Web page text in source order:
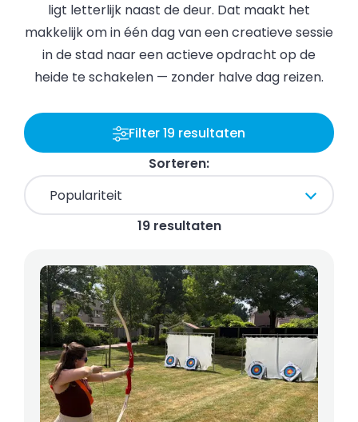
ligt letterlijk naast de deur. Dat maakt het
makkelijk om in één dag van een creatieve sessie
in de stad naar een actieve opdracht op de
heide te schakelen — zonder halve dag reizen.
Filter 19 resultaten
19 resultaten
Sorteren: